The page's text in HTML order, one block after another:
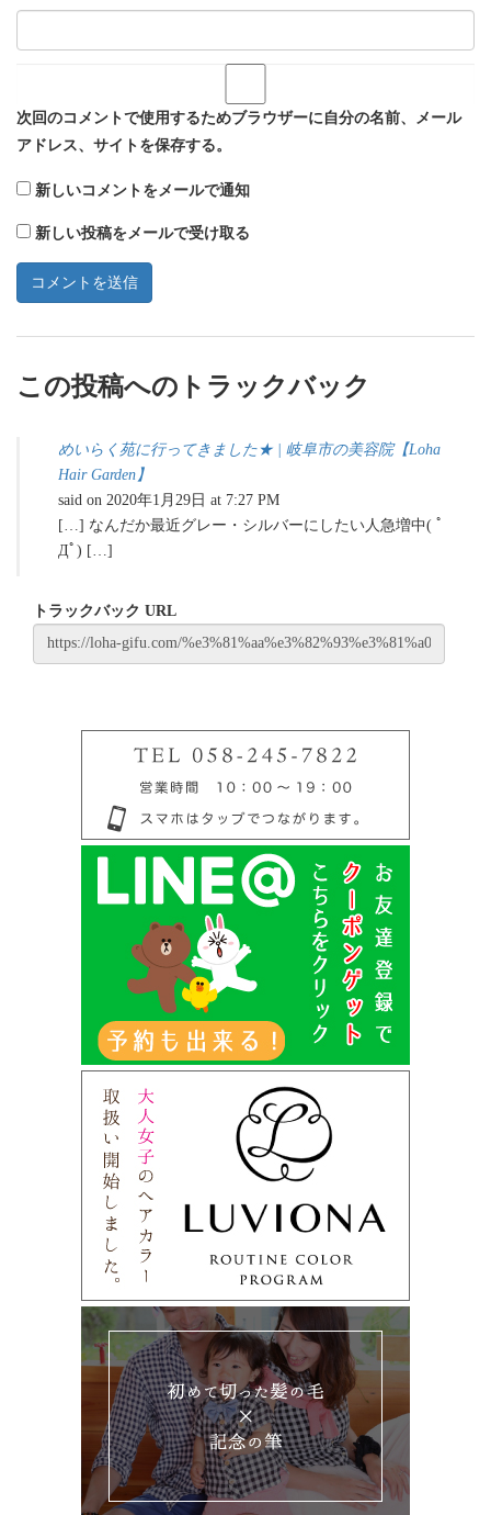
次回のコメントで使用するためブラウザーに自分の名前、メール
アドレス、サイトを保存する。
新しいコメントをメールで通知
新しい投稿をメールで受け取る
この投稿へのトラックバック
めいらく苑に行ってきました★ | 岐阜市の美容院【Loha
Hair Garden】
said on 2020年1月29日 at 7:27 PM
[…] なんだか最近グレー・シルバーにしたい人急増中( ﾟ
Дﾟ) […]
トラックバック URL